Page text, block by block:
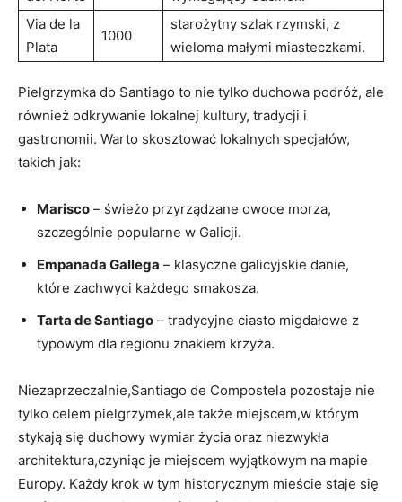
Via de la
Plata
1000
starożytny szlak rzymski, z
wieloma małymi miasteczkami.
Pielgrzymka do Santiago to nie tylko duchowa podróż, ale
również odkrywanie lokalnej kultury, tradycji i
gastronomii. Warto skosztować lokalnych specjałów,
takich jak:
Marisco – świeżo przyrządzane owoce morza,
szczególnie popularne w Galicji.
Empanada Gallega – klasyczne galicyjskie danie,
które zachwyci każdego smakosza.
Tarta de Santiago – tradycyjne ciasto migdałowe z
typowym dla regionu znakiem krzyża.
Niezaprzeczalnie,Santiago de Compostela pozostaje nie
tylko celem pielgrzymek,ale także miejscem,w którym
stykają się duchowy wymiar życia oraz niezwykła
architektura,czyniąc je miejscem wyjątkowym na mapie
Europy. Każdy krok w tym historycznym mieście staje się